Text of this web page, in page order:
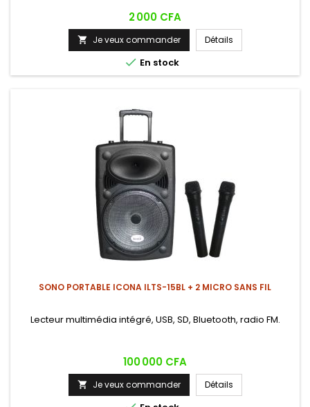
Prix
2 000 CFA
 Je veux commander Détails
 En stock
SONO PORTABLE ICONA ILTS-15BL + 2 MICRO SANS FIL
Lecteur multimédia intégré, USB, SD, Bluetooth, radio FM.
Prix
100 000 CFA
 Je veux commander Détails